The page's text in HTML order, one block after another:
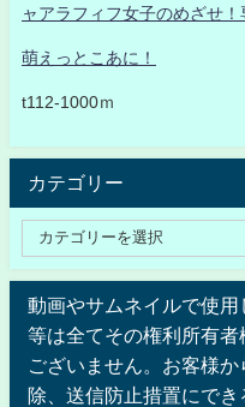
ャアラフィフ女子のめざせ
萌えっとこあに！
t112-1000ｍ
カテゴリー
動画やサムネイルで使
等は全てその権利所有
ございません。お客様
除、送信防止措置にで